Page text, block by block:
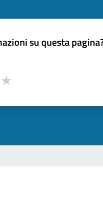
su questa